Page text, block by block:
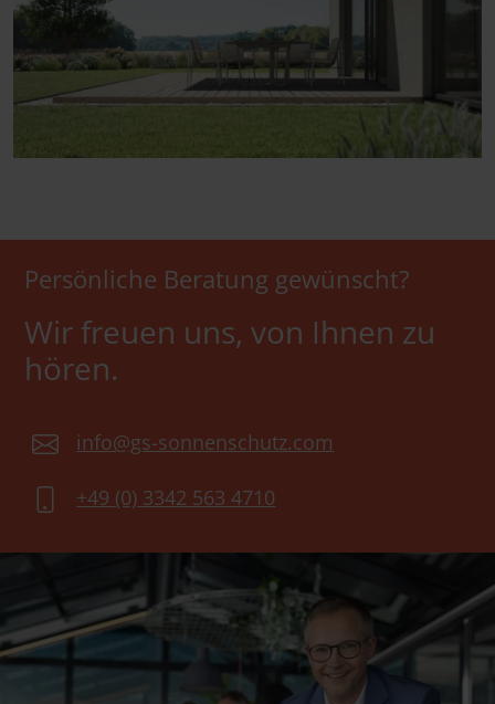
Persönliche Beratung gewünscht?
Wir freuen uns, von Ihnen zu
hören.
info@gs-sonnenschutz.com
+49 (0) 3342 563 4710